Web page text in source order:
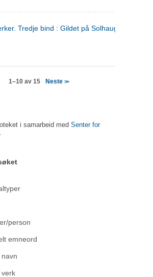
Tredje bind : Gildet på Solhaug ; Olaf
1–10 av 15 Neste>>
i samarbeid med Senter for
person
emneord
verk